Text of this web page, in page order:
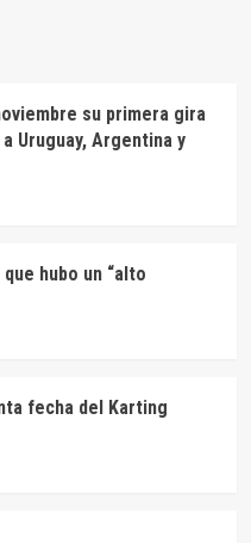
su primera gira
Uruguay, Argentina y
hubo un “alto
fecha del Karting